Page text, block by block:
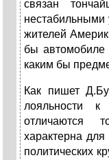
связан
нестабильными
жителей
бы автомобиле
каким бы
Как пишет
лояльности
отличаются
характерна
политических